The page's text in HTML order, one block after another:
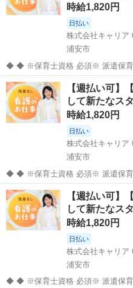
時給1,820円
日払い
株式会社キャリア
浦安市
◆ ◆ ※保育士資格 必須※ 派遣保育士として、保育業務全般をお任せ
します。 【主な業務内容】 クラス担任業務 子どもたちの見守り・生
活支援 遊びや活動のサポート ピア
帳の記入などの事...
千葉 浦安市 その他
【週払い可】
して新たなス
時給1,820円
日払い
株式会社キャリア
浦安市
◆ ◆ ※保育士資格 必須※ 派遣保育士として、保育業務全般をお任せ
します。 【主な業務内容】 クラス担任業務 子どもたちの見守り・生
活支援 遊びや活動のサポート ピア
帳の記入などの事...
千葉 浦安市 その他
【週払い可】
して新たなス
時給1,820円
日払い
株式会社キャリア
浦安市
◆ ◆ ※保育士資格 必須※ 派遣保育士として、保育業務全般をお任せ